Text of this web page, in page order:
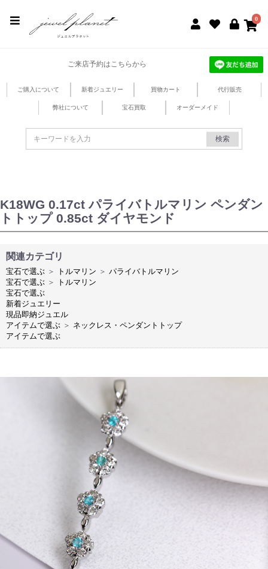
0
ご来店予約はこちらから
ご購入について 新着ジュエリー 買物カート 代行販売
弊社について 宝石買取 オーダーメイド
検索
K18WG 0.17ct パライバトルマリン ペンダン
トトップ 0.85ct ダイヤモンド
関連カテゴリ
宝石で選ぶ ＞ トルマリン ＞ パライバトルマリン
宝石で選ぶ ＞
トルマリン
宝石で選ぶ
新着ジュエリー
現品即納ジュエル
アイテムで選ぶ ＞ ネックレス・ペンダントトップ
アイテムで選ぶ